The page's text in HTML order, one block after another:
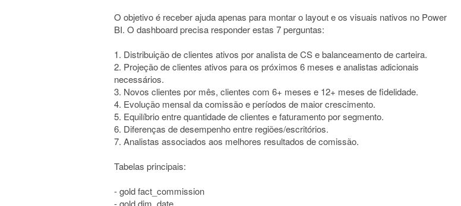
O objetivo é receber ajuda apenas para montar o layout e os visuais nativos no Power
BI. O dashboard precisa responder estas 7 perguntas:
1. Distribuição de clientes ativos por analista de CS e balanceamento de carteira.
2. Projeção de clientes ativos para os próximos 6 meses e analistas adicionais
necessários.
3. Novos clientes por mês, clientes com 6+ meses e 12+ meses de fidelidade.
4. Evolução mensal da comissão e períodos de maior crescimento.
5. Equilíbrio entre quantidade de clientes e faturamento por segmento.
6. Diferenças de desempenho entre regiões/escritórios.
7. Analistas associados aos melhores resultados de comissão.
Tabelas principais:
- gold fact_commission
- gold dim_date